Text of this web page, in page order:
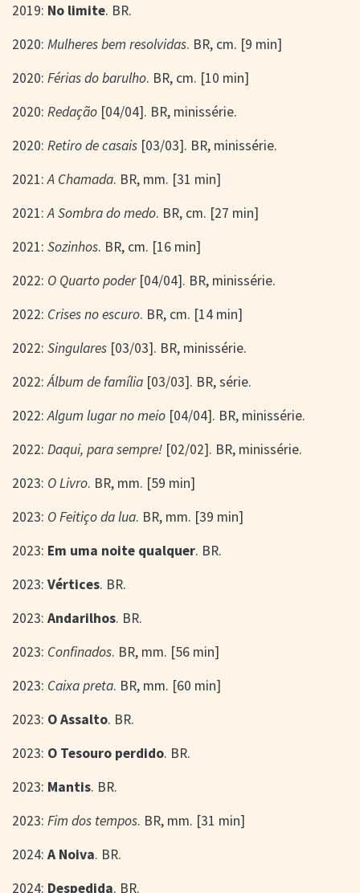
2019: No limite. BR.
2020: Mulheres bem resolvidas. BR, cm. [9 min]
2020: Férias do barulho. BR, cm. [10 min]
2020: Redação [04/04]. BR, minissérie.
2020: Retiro de casais [03/03]. BR, minissérie.
2021:A Chamada. BR, mm. [31 min]
2021:A Sombra do medo. BR, cm. [27 min]
2021: Sozinhos. BR, cm. [16 min]
2022: O Quarto poder[04/04]. BR, minissérie.
2022: Crises no escuro. BR, cm. [14 min]
2022: Singulares [03/03]. BR, minissérie.
2022:Álbum de família [03/03]. BR, série.
2022:Algum lugar no meio [04/04]. BR, minissérie.
2022: Daqui, para sempre! [02/02]. BR, minissérie.
2023: O Livro. BR, mm. [59 min]
2023: O Feitiço da lua. BR, mm. [39 min]
2023: Em uma noite qualquer. BR.
2023: Vértices. BR.
2023: Andarilhos. BR.
2023: Confinados. BR, mm. [56 min]
2023: Caixa preta. BR, mm. [60 min]
2023: O Assalto. BR.
2023: O Tesouro perdido. BR.
2023: Mantis. BR.
2023: Fim dos tempos. BR, mm. [31 min]
2024: A Noiva. BR.
2024: Despedida. BR.